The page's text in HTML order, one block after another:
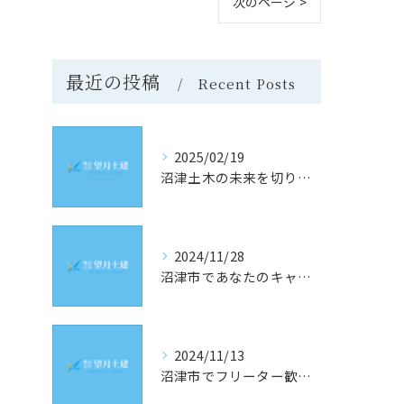
最近の投稿 Recent Posts
2025/02/19
沼津土木の未来を切り開く！静岡県沼津市での求人情報と採用のヒント
2024/11/28
沼津市であなたのキャリアを築く！土木業界の最新求人情報をチェック
2024/11/13
沼津市でフリーター歓迎！理想の土木求人を見つけるための究極ガイド